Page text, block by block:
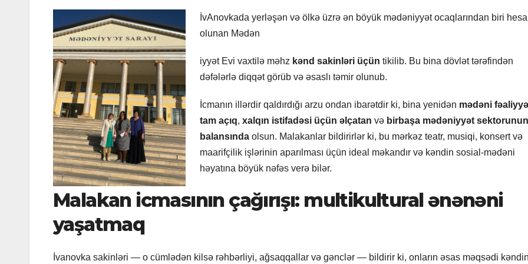
İvAnovkada yerləşən və ölkə üzrə ən böyük mədəniyyət ocaqlarından biri
olunan Mədən
iyyət Evi vaxtilə məhz kənd sakinləri üçün tikilib. Bu bina dövlət tərəfindən
dəfələrlə diqqət görüb və əsaslı təmir olunub.
İcmanın illərdir qaldırdığı arzu ondan ibarətdir ki, bina yenidən mədəni
tam açıq, xalqın istifadəsi üçün əlçatan və birbaşa mədəniyyət sektorunun
balansında olsun. Malakanlar bildirirlər ki, bu mərkəz teatr, musiqi, konsert və
maarifçilik işlərinin aparılması üçün ideal məkandır və kəndin sosial-mədəni
həyatına böyük nəfəs verə bilər.
Malakan icmasının çağırışı: multikultural ənənəni
yaşatmaq
İvanovka sakinləri — o cümlədən kilsə rəhbərliyi, ağsaqqallar və gənclər — bildirir ki, onların əsas məqsədi kəndin